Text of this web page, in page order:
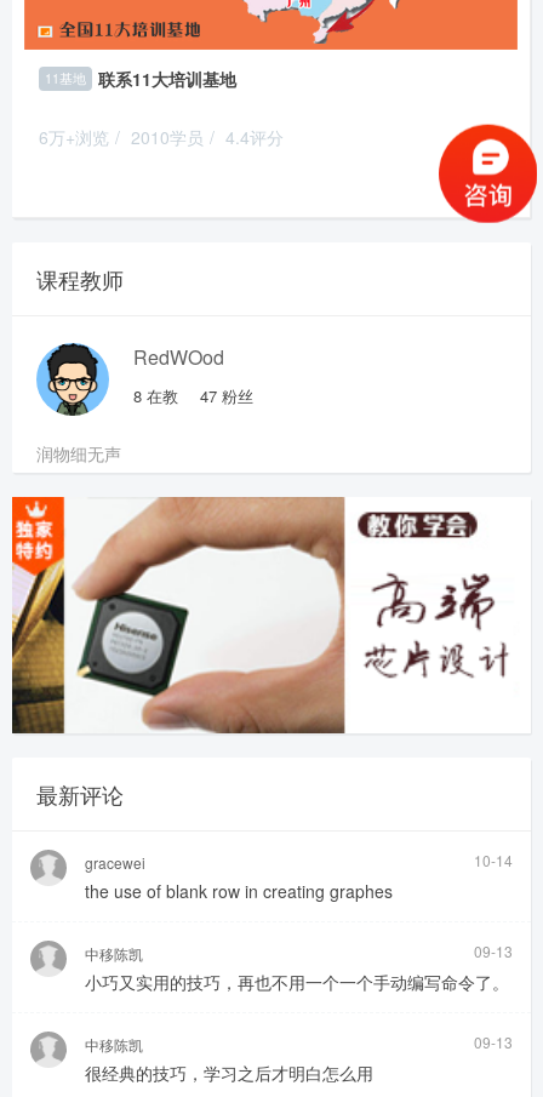
11基地 联系11大培训基地
6万+浏览 / 2010学员 / 4.4评分
推荐
课程教师
RedWOod
8 在教 47 粉丝
润物细无声
最新评论
gracewei 10-14
the use of blank row in creating graphes
中移陈凯 09-13
小巧又实用的技巧，再也不用一个一个手动编写命令了。
中移陈凯 09-13
很经典的技巧，学习之后才明白怎么用